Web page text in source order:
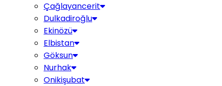
Çağlayancerit
Dulkadiroğlu
Ekinözü
Elbistan
Göksun
Nurhak
Onikişubat